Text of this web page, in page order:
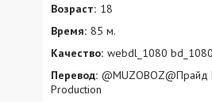
Возраст: 18
Время: 85 м.
Качество: webdl_1080 bd_1080
Перевод:
Production